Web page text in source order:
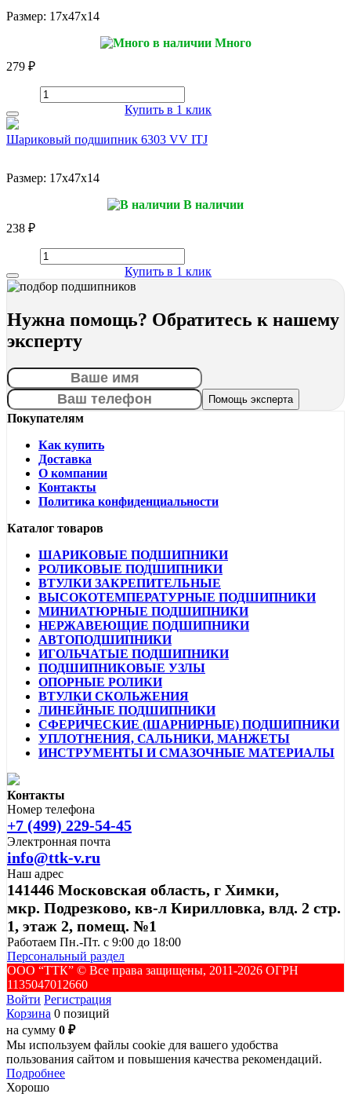
Размер: 17x47x14
Много
279 ₽
Купить в 1 клик
Шариковый подшипник 6303 VV ITJ
Размер: 17x47x14
В наличии
238 ₽
Купить в 1 клик
Нужна помощь? Обратитесь к нашему
эксперту
Покупателям
Как купить
Доставка
О компании
Контакты
Политика конфиденциальности
Каталог товаров
ШАРИКОВЫЕ ПОДШИПНИКИ
РОЛИКОВЫЕ ПОДШИПНИКИ
ВТУЛКИ ЗАКРЕПИТЕЛЬНЫЕ
ВЫСОКОТЕМПЕРАТУРНЫЕ ПОДШИПНИКИ
МИНИАТЮРНЫЕ ПОДШИПНИКИ
НЕРЖАВЕЮЩИЕ ПОДШИПНИКИ
АВТОПОДШИПНИКИ
ИГОЛЬЧАТЫЕ ПОДШИПНИКИ
ПОДШИПНИКОВЫЕ УЗЛЫ
ОПОРНЫЕ РОЛИКИ
ВТУЛКИ СКОЛЬЖЕНИЯ
ЛИНЕЙНЫЕ ПОДШИПНИКИ
СФЕРИЧЕСКИЕ (ШАРНИРНЫЕ) ПОДШИПНИКИ
УПЛОТНЕНИЯ, САЛЬНИКИ, МАНЖЕТЫ
ИНСТРУМЕНТЫ И СМАЗОЧНЫЕ МАТЕРИАЛЫ
Контакты
Номер телефона
+7 (499) 229-54-45
Электронная почта
info@ttk-v.ru
Наш адрес
141446 Московская область, г Химки,
мкр. Подрезково, кв-л Кирилловка, влд. 2 стр.
1, этаж 2, помещ. №1
Работаем Пн.-Пт. с 9:00 до 18:00
Персональный раздел
ООО “ТТК” ©️ Все права защищены, 2011-2026 ОГРН
1135047012660
Войти Регистрация
Корзина 0 позиций
на сумму 0 ₽
Мы используем файлы cookie для вашего удобства
пользования сайтом и повышения качества рекомендаций.
Подробнее
Хорошо